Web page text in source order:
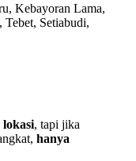
Kebayoran Lama,
Tebet, Setiabudi,
lokasi, tapi jika
hanya